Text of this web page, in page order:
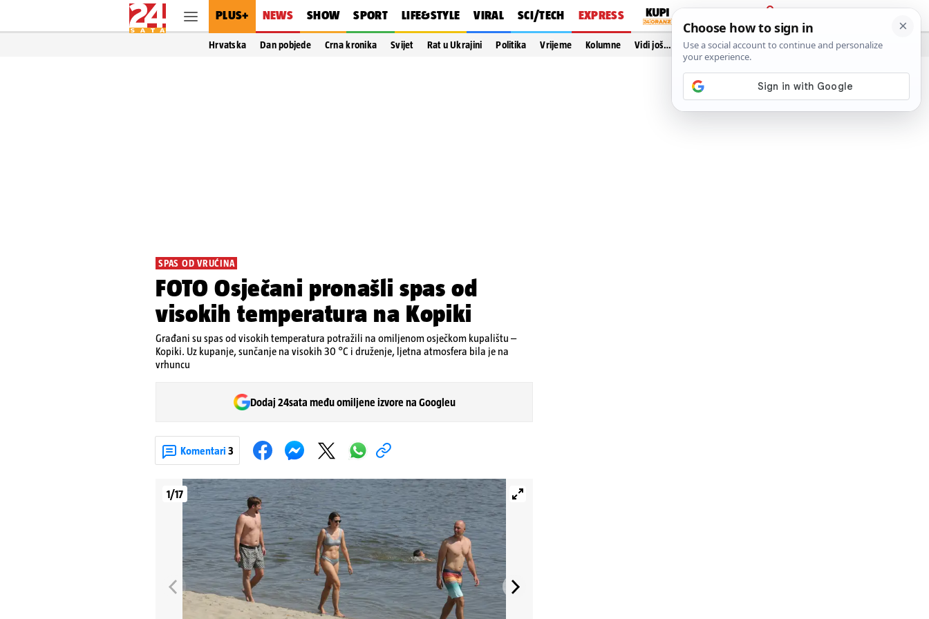
PLUS+ NEWS SHOW SPORT LIFE&STYLE VIRAL SCI/TECH EXPRESS
PRIJAVA
Hrvatska Dan pobjede Crna kronika Svijet Rat u Ukrajini Politika Vrijeme Kolumne Vidi još…
SPAS OD VRUĆINA
FOTO Osječani pronašli spas od
visokih temperatura na Kopiki
Građani su spas od visokih temperatura potražili na omiljenom osječkom kupalištu –
Kopiki. Uz kupanje, sunčanje na visokih 30 °C i druženje, ljetna atmosfera bila je na
vrhuncu
Dodaj 24sata među omiljene izvore na Googleu
Komentari 3
1/17